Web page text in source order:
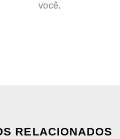
você.
RELACIONADOS